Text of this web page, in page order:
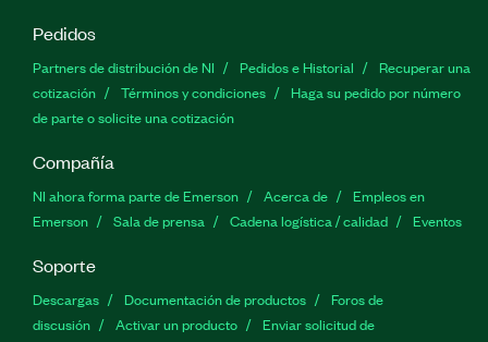
Pedidos
Partners de distribución de NI Pedidos e Historial
Recuperar una
cotización
Términos y condiciones
Haga su pedido por número
de parte o solicite una cotización
Compañía
NI ahora forma parte de Emerson Acerca de
Empleos en
Emerson
Sala de prensa Cadena logística / calidad Eventos
Soporte
Descargas Documentación de productos
Foros de
discusión
Activar un producto
Enviar solicitud de